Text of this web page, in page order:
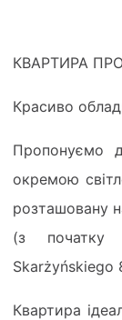
КВАРТИРА
Красиво
Пропонуємо
окремою
розташовану
(з
Skarżyńskiego
Квартира